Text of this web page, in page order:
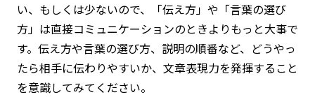
い、もしくは少ないので、「伝え方」や「言葉の選び
方」は直接コミュニケーションのときよりもっと大事で
す。伝え方や言葉の選び方、説明の順番など、どうやっ
たら相手に伝わりやすいか、文章表現力を発揮すること
を意識してみてください。